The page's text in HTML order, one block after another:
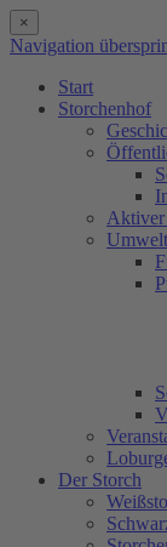
×
Navigation
Start
Storchenhof
Aktiver
Der Storch